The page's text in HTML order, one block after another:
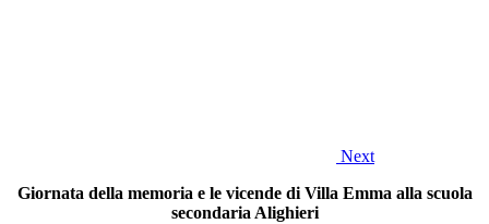
Next
Giornata della memoria e le vicende di Villa Emma alla scuola
secondaria Alighieri